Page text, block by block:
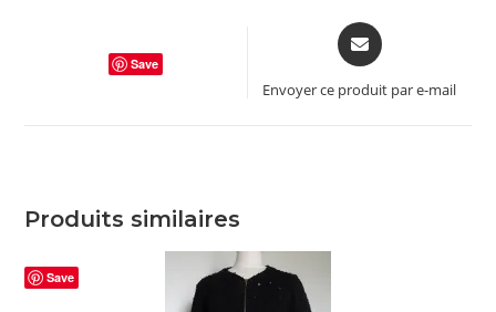
Save
Opens
in
new
Envoyer ce produit par e-mail
Produits similaires
Save